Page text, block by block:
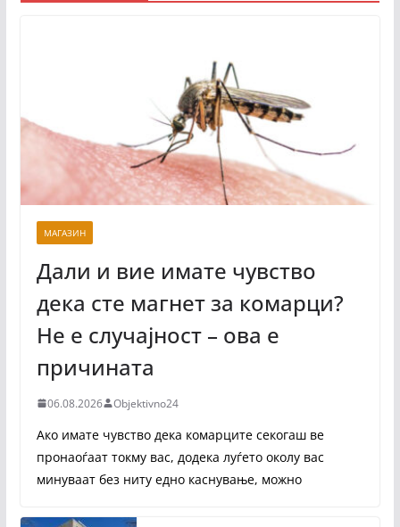
МАГАЗИН
Дали и вие имате чувство
дека сте магнет за комарци?
Не е случајност – ова е
причината
06.08.2026 Objektivno24
Ако имате чувство дека комарците секогаш ве
пронаоѓаат токму вас, додека луѓето околу вас
минуваат без ниту едно каснување, можно